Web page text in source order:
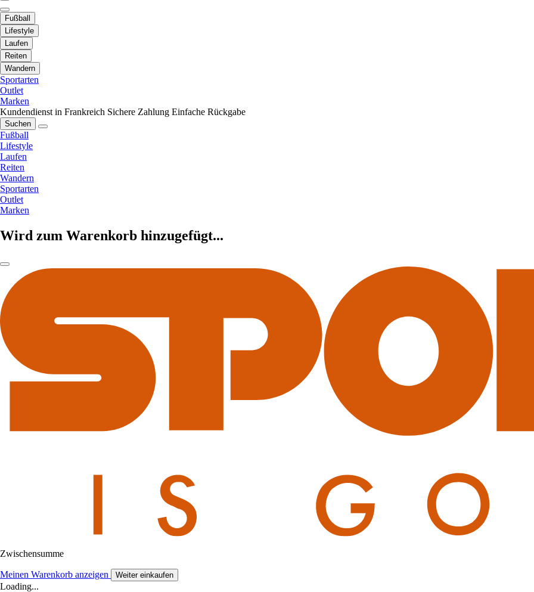
Fußball
Lifestyle
Laufen
Reiten
Wandern
Sportarten
Outlet
Marken
Kundendienst in Frankreich Sichere Zahlung Einfache Rückgabe
Suchen
Fußball
Lifestyle
Laufen
Reiten
Wandern
Sportarten
Outlet
Marken
Wird zum Warenkorb hinzugefügt...
Zwischensumme
Meinen Warenkorb anzeigen Weiter einkaufen
Loading...